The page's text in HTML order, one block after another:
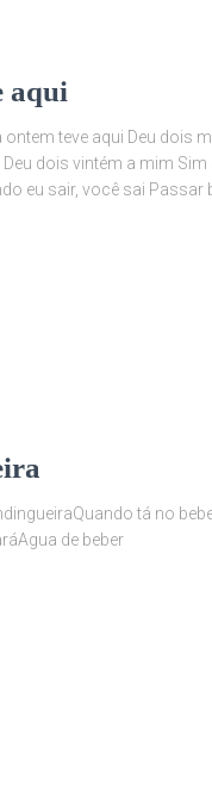
aqui
teve aqui Deu dois
dois vintém a mim
eu sair, você sai
tá no
de beber